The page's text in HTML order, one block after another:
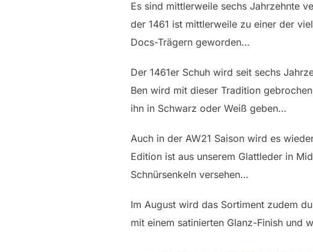
Es sind mittlerweile sechs Jahrzehnte
der 1461 ist mittlerweile zu einer der
Docs-Trägern geworden…
Der 1461er Schuh wird seit sechs
Ben wird mit dieser Tradition
ihn in Schwarz oder Weiß geben…
Auch in der AW21 Saison wird es
Edition ist aus unserem Glattleder in
Schnürsenkeln versehen…
Im August wird das Sortiment zudem
mit einem satinierten Glanz-Finish und